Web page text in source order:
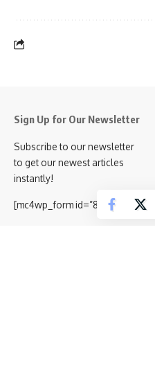
Sign Up for Our Newsletter
Subscribe to our newsletter
to get our newest articles
instantly!
[mc4wp_form id=”847″]